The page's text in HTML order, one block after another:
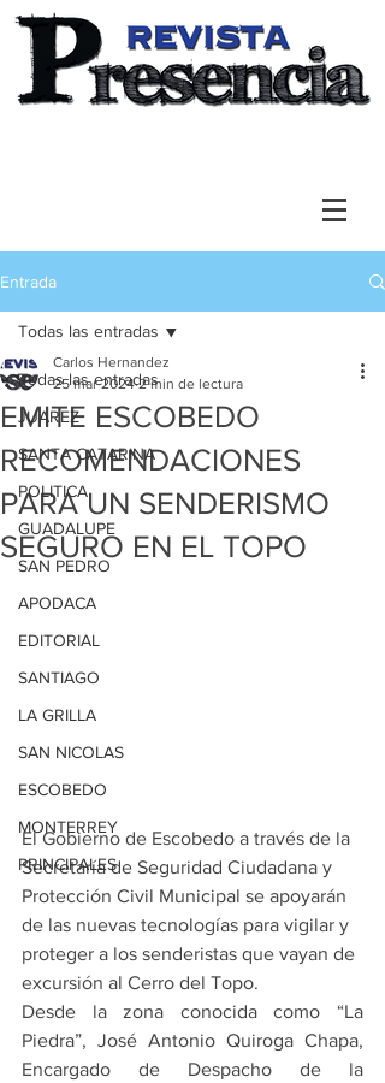
Entrada
Todas las entradas
JUAREZ
SANTA CATARINA
POLITICA
GUADALUPE
SAN PEDRO
APODACA
EDITORIAL
SANTIAGO
LA GRILLA
SAN NICOLAS
ESCOBEDO
MONTERREY
PRINCIPALES
Todas las entradas
EMITE ESCOBEDO
RECOMENDACIONES
PARA UN SENDERISMO
SEGURO EN EL TOPO
Carlos Hernandez
25 mar 2024 2 min de lectura
El Gobierno de Escobedo a través de la
Secretaría de Seguridad Ciudadana y
Protección Civil Municipal se apoyarán
de las nuevas tecnologías para vigilar y
proteger a los senderistas que vayan de
excursión al Cerro del Topo.
Desde la zona conocida como “La
Piedra”, José Antonio Quiroga Chapa,
Encargado de Despacho de la